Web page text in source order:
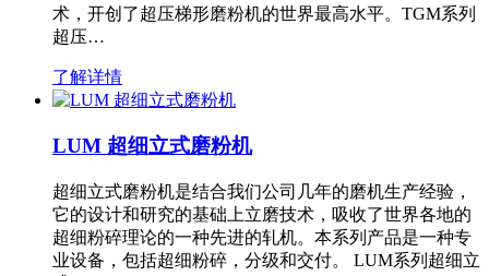
术，开创了超压梯形磨粉机的世界最高水平。TGM系列
超压…
了解详情
LUM 超细立式磨粉机
超细立式磨粉机是结合我们公司几年的磨机生产经验，
它的设计和研究的基础上立磨技术，吸收了世界各地的
超细粉碎理论的一种先进的轧机。本系列产品是一种专
业设备，包括超细粉碎，分级和交付。 LUM系列超细立